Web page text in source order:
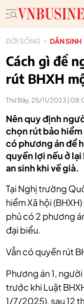
ĐỜI SỐNG DÂN SINH
Cách gì để
rút BHXH
Thứ Bảy, 25/11/2023 |
Nên quy định
chọn rút bảo
có phương án để
quyền lợi nếu ở
an sinh khi về già.
Tại Nghị trường
hiểm Xã hội
phủ có 2 phương
đại biểu.
Vẫn có quyền rút
Phương án 1,
trước khi Luật
1/7/2025), sau 12